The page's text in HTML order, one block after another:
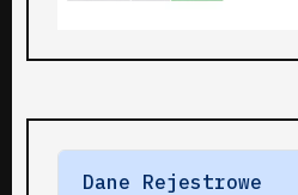
Dane Rejestrowe